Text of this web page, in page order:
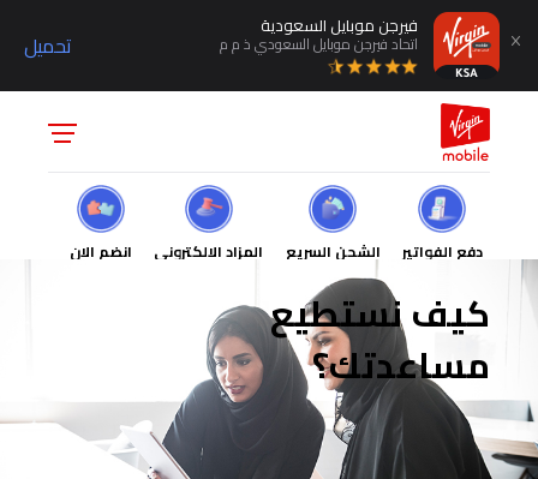
تحميل
فيرجن موبايل السعودية
اتحاد فيرجن موبايل السعودي ذ م م
دفع الفواتير الشحن السريع المزاد الالكتروني انضم الان
كيف نستطيع
مساعدتك؟